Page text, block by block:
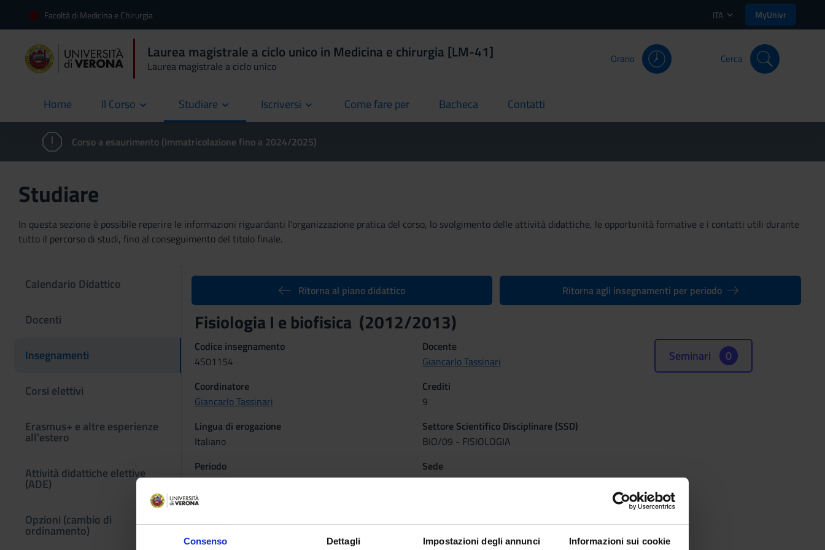
Consenso Dettagli Impostazioni degli annunci Informazioni sui cookie
Facoltà di Medicina e Chirurgia ITA MyUnivr
Laurea magistrale a ciclo unico in Medicina e chirurgia [LM-41]
Laurea magistrale a ciclo unico
Orario Cerca
Home
current Il Corso Studiare Iscriversi Come fare per
current Bacheca
current Contatti
current
Corso a esaurimento (Immatricolazione fino a 2024/2025)
Studiare
In questa sezione è possibile reperire le informazioni riguardanti l'organizzazione pratica del corso, lo svolgimento delle attività didattiche, le opportunità formative e i contatti utili durante
tutto il percorso di studi, fino al conseguimento del titolo finale.
Calendario Didattico
Docenti
Insegnamenti
Corsi elettivi
Erasmus+ e altre esperienze
all'estero
Attività didattiche elettive
(ADE)
Opzioni (cambio di
ordinamento)
Ritorna al piano didattico Ritorna agli insegnamenti per periodo
Fisiologia I e biofisica (2012/2013)
Codice insegnamento
4S01154
Docente
Giancarlo Tassinari
Coordinatore
Giancarlo Tassinari
Crediti
9
Lingua di erogazione
Italiano
Settore Scientifico Disciplinare (SSD)
BIO/09 - FISIOLOGIA
Periodo
Lezioni 1° semestre dal 1 ott 2012 al 20 dic 2012.
Sede
VERONA
Seminari 0
Obiettivi formativi
Fornire le conoscenze di Fisiologia e Biofisica utili alla professione medica.